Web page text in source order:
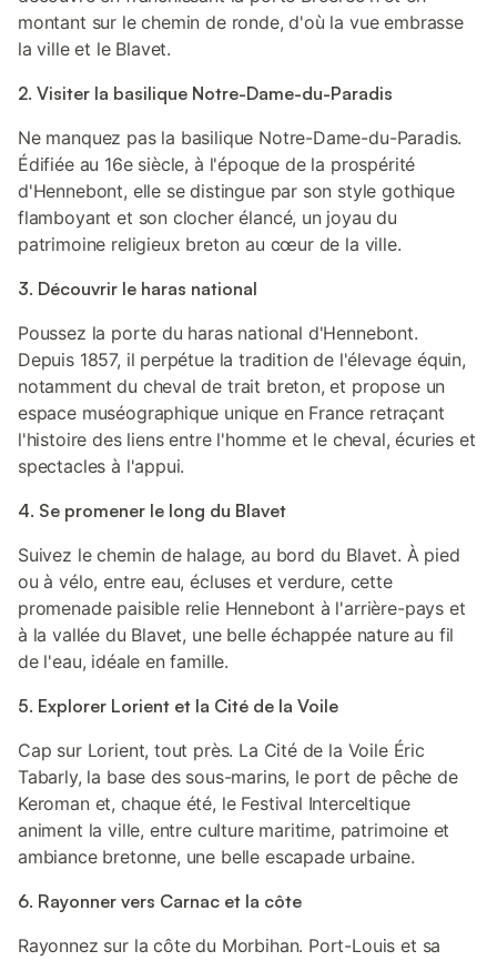
montant sur le chemin de ronde, d'où la vue embrasse
la ville et le Blavet.
2. Visiter la basilique Notre-Dame-du-Paradis
Ne manquez pas la basilique Notre-Dame-du-Paradis.
Édifiée au 16e siècle, à l'époque de la prospérité
d'Hennebont, elle se distingue par son style gothique
flamboyant et son clocher élancé, un joyau du
patrimoine religieux breton au cœur de la ville.
3. Découvrir le haras national
Poussez la porte du haras national d'Hennebont.
Depuis 1857, il perpétue la tradition de l'élevage équin,
notamment du cheval de trait breton, et propose un
espace muséographique unique en France retraçant
l'histoire des liens entre l'homme et le cheval, écuries et
spectacles à l'appui.
4. Se promener le long du Blavet
Suivez le chemin de halage, au bord du Blavet. À pied
ou à vélo, entre eau, écluses et verdure, cette
promenade paisible relie Hennebont à l'arrière-pays et
à la vallée du Blavet, une belle échappée nature au fil
de l'eau, idéale en famille.
5. Explorer Lorient et la Cité de la Voile
Cap sur Lorient, tout près. La Cité de la Voile Éric
Tabarly, la base des sous-marins, le port de pêche de
Keroman et, chaque été, le Festival Interceltique
animent la ville, entre culture maritime, patrimoine et
ambiance bretonne, une belle escapade urbaine.
6. Rayonner vers Carnac et la côte
Rayonnez sur la côte du Morbihan. Port-Louis et sa